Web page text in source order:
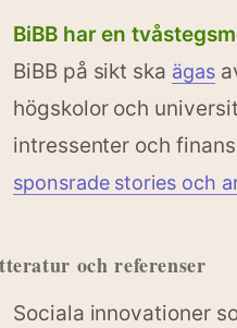
BiBB har en
BiBB på sikt ska ägas
högskolor och
intressenter och
sponsrade stories och
och referenser
Sociala innovationer